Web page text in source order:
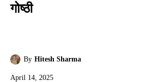
गोष्ठी
By Hitesh Sharma
April 14, 2025